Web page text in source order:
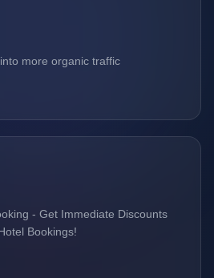
more organic traffic
- Get Immediate Discounts
Bookings!